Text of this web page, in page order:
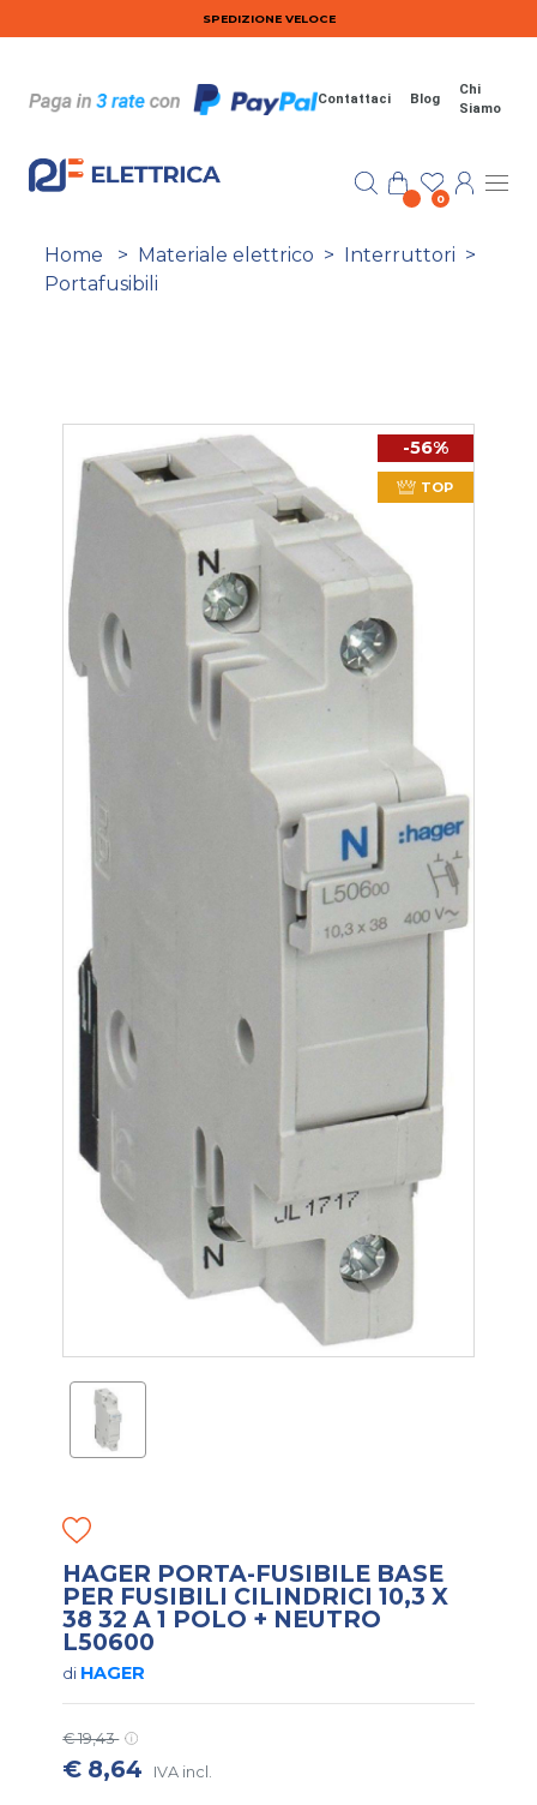
Salta al contenuto principaleSPEDIZIONE VELOCE
Contattaci Blog
Chi
Siamo
0
Home > Materiale elettrico > Interruttori >
Portafusibili
-56%
TOP
HAGER PORTA-FUSIBILE BASE
PER FUSIBILI CILINDRICI 10,3 X
38 32 A 1 POLO + NEUTRO
L50600
di HAGER
€ 19,43
€ 8,64 IVA incl.